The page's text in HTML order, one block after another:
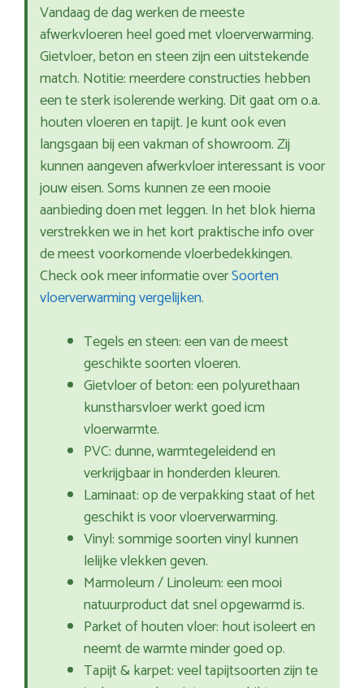
Vandaag de dag werken de meeste
afwerkvloeren heel goed met vloerverwarming.
Gietvloer, beton en steen zijn een uitstekende
match. Notitie: meerdere constructies hebben
een te sterk isolerende werking. Dit gaat om o.a.
houten vloeren en tapijt. Je kunt ook even
langsgaan bij een vakman of showroom. Zij
kunnen aangeven afwerkvloer interessant is voor
jouw eisen. Soms kunnen ze een mooie
aanbieding doen met leggen. In het blok hierna
verstrekken we in het kort praktische info over
de meest voorkomende vloerbedekkingen.
Check ook meer informatie overSoorten
vloerverwarming vergelijken.
Tegels en steen: een van de meest
geschikte soorten vloeren.
Gietvloer of beton: een polyurethaan
kunstharsvloer werkt goed icm
vloerwarmte.
PVC: dunne, warmtegeleidend en
verkrijgbaar in honderden kleuren.
Laminaat: op de verpakking staat of het
geschikt is voor vloerverwarming.
Vinyl: sommige soorten vinyl kunnen
lelijke vlekken geven.
Marmoleum / Linoleum: een mooi
natuurproduct dat snel opgewarmd is.
Parket of houten vloer: hout isoleert en
neemt de warmte minder goed op.
Tapijt & karpet: veel tapijtsoorten zijn te